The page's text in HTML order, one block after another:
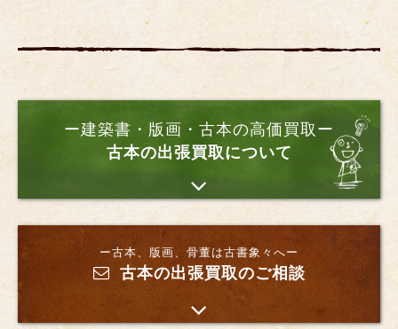
ー建築書・版画・古本の高価買取ー
古本の出張買取について
ー古本、版画、骨董は古書象々へー
古本の出張買取のご相談